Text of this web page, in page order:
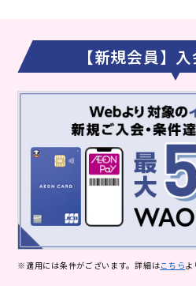
【新規会員】
※適用には条件がございます。詳細はこちらよ